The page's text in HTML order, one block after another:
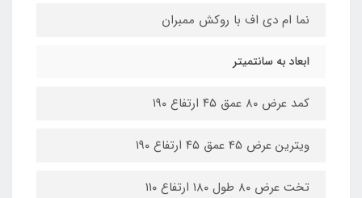
نما ام دی اف با روکش ممبران
ابعاد به سانتمیتر
کمد عرض ۸۰ عمق ۴۵ ارتفاع ۱۹۰
ویترین عرض 45 عمق ۴۵ ارتفاع ۱۹۰
تخت عرض ۸۰ طول ۱۸۰ ارتفاع ۱۱۰